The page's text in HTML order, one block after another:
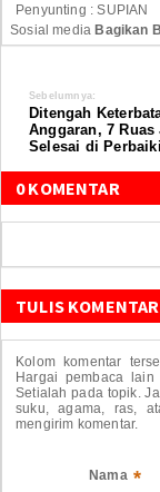
Penyunting : SUPIAN
Sosial media Bagikan
Sebelumnya:
Ditengah
Anggaran, 7 Ruas
Selesai di Perbaiki
0 KOMENTAR
TULIS KOMENTAR
Kolom komentar
Hargai pembaca
Setialah pada topik.
suku, agama, ras,
mengirim komentar.
Nama *